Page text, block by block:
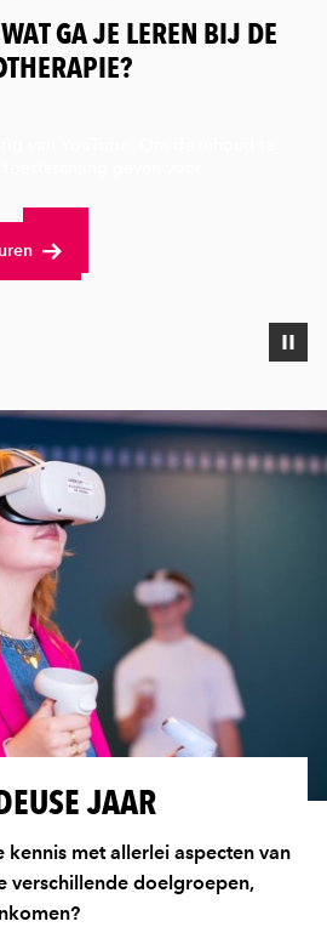
GA JE LEREN BIJ DE
Bekijk volledige video
JAAR
kennis met allerlei aspecten van
verschillende doelgroepen,